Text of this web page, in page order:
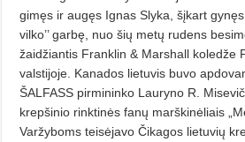
gimęs ir augęs Ignas Slyka, šįkart
vilko’’ garbę, nuo šių metų rudens
žaidžiantis Franklin & Marshall koledže
valstijoje. Kanados lietuvis buvo
ŠALFASS pirmininko Lauryno R.
krepšinio rinktinės fanų marškinėliais
Varžyboms teisėjavo Čikagos lietuvių